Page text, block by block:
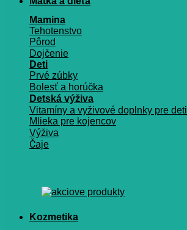
Mamina
Tehotenstvo
Pôrod
Dojčenie
Deti
Prvé zúbky
Bolesť a horúčka
Detská výživa
Vitamíny a vyživové doplnky pre deti
Mlieka pre kojencov
Výživa
Čaje
Kozmetika